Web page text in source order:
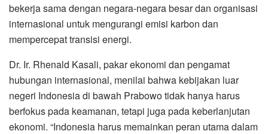
bekerja sama dengan negara-negara besar dan organisasi
internasional untuk mengurangi emisi karbon dan
mempercepat transisi energi.
Dr. Ir. Rhenald Kasali, pakar ekonomi dan pengamat
hubungan internasional, menilai bahwa kebijakan luar
negeri Indonesia di bawah Prabowo tidak hanya harus
berfokus pada keamanan, tetapi juga pada keberlanjutan
ekonomi. “Indonesia harus memainkan peran utama dalam